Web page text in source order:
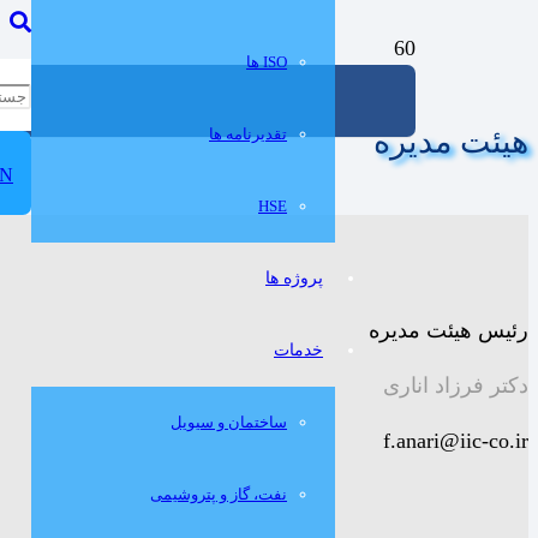
ISO ها
تقدیرنامه ها
HSE
پروژه ها
خدمات
ساختمان و سيويل
نفت، گاز و پتروشيمی
هیئت مدیره
رئیس هیئت مدیره
دکتر فرزاد اناری
f.anari@iic-co.ir